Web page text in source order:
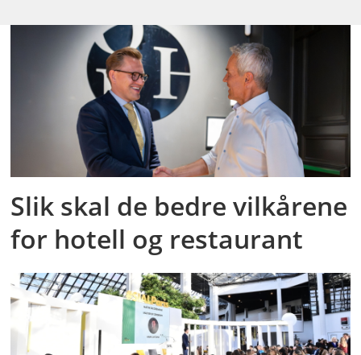
Slik skal de bedre vilkårene
for hotell og restaurant